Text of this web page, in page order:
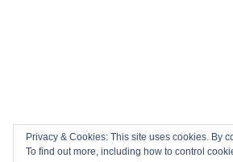
Privacy & Cookies: This site uses cookies. By
To find out more, including how to control